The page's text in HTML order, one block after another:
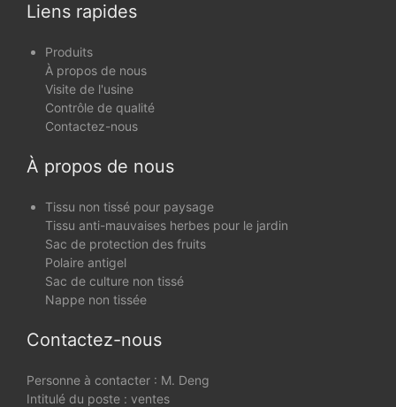
Liens rapides
Produits
À propos de nous
Visite de l'usine
Contrôle de qualité
Contactez-nous
À propos de nous
Tissu non tissé pour paysage
Tissu anti-mauvaises herbes pour le jardin
Sac de protection des fruits
Polaire antigel
Sac de culture non tissé
Nappe non tissée
Contactez-nous
Personne à contacter : M. Deng
Intitulé du poste : ventes